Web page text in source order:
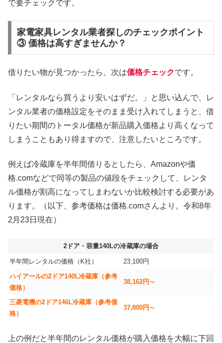
で要チェックです。
家電家具レンタル業者探しのチェックポイント
③ 価格は高すぎませんか？
借りたい物が見つかったら、次は価格チェックです。
「レンタルなら買うより安いはずだ。」と思い込んで、レ
ンタル業者の価格設定をそのまま受け入れてしまうと、借
りたい期間のトータル価格が新品購入価格より高くなって
しまうこともあり得ますので、注意したいところです。
例えば冷蔵庫を半年間借りるとしたら、Amazonや価
格.comなどで同等の製品の値段をチェックして、レンタ
ル価格が割高になってしまわないか比較検討する必要があ
ります。（以下、参考価格は価格.comさんより。令和8年
2月23日現在）
2ドア・容量140Lの冷蔵庫の場合
半年間レンタルの価格（K社）
23,100円
ハイアールの2ドア140L冷蔵庫（参考
価格）
38,162円～
三菱電機の2ドア146L冷蔵庫（参考価
格）
37,800円～
上の例だと半年間のレンタル価格が購入価格を大幅に下回